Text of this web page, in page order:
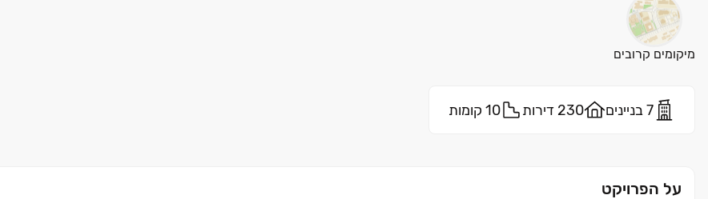
מיקומים קרובים
7 בניינים 230 דירות 10 קומות
על הפרויקט